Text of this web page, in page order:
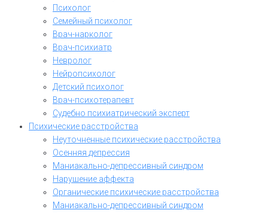
Психолог
Семейный психолог
Врач-нарколог
Врач-психиатр
Невролог
Нейропсихолог
Детский психолог
Врач-психотерапевт
Судебно психиатрический эксперт
Психические расстройства
Неуточненные психические расстройства
Осенняя депрессия
Маниакально-депрессивный синдром
Нарушение аффекта
Органические психические расстройства
Маниакально-депрессивный синдром